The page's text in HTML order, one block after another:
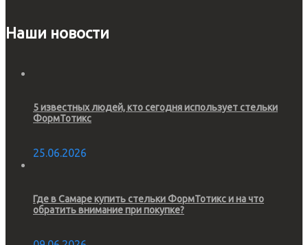
Наши новости
5 известных людей, кто сегодня использует стельки
ФормТотикс
25.06.2026
Где в Самаре купить стельки ФормТотикс и на что
обратить внимание при покупке?